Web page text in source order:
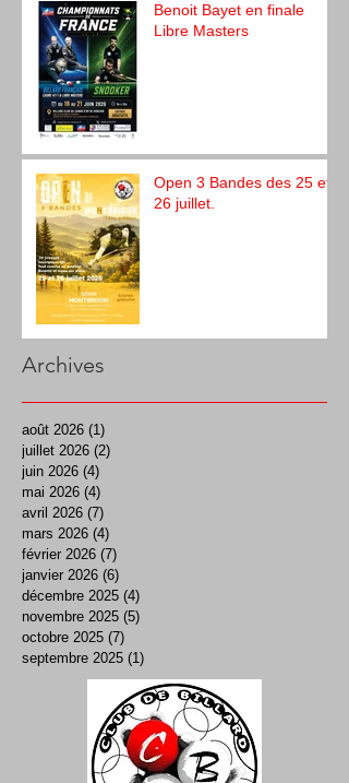
Benoit Bayet en finale
Libre Masters
Open 3 Bandes des 25 et
26 juillet.
Archives
août 2026 (1)
juillet 2026 (2)
juin 2026 (4)
mai 2026 (4)
avril 2026 (7)
mars 2026 (4)
février 2026 (7)
janvier 2026 (6)
décembre 2025 (4)
novembre 2025 (5)
octobre 2025 (7)
septembre 2025 (1)